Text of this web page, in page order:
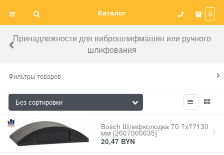
Каталог 0
Принадлежности для виброшлифмашин или ручного
шлифования
Фильтры товаров
Bosch Шлифколодка 70 ?x??130
мм [2607000635]
20,47 BYN